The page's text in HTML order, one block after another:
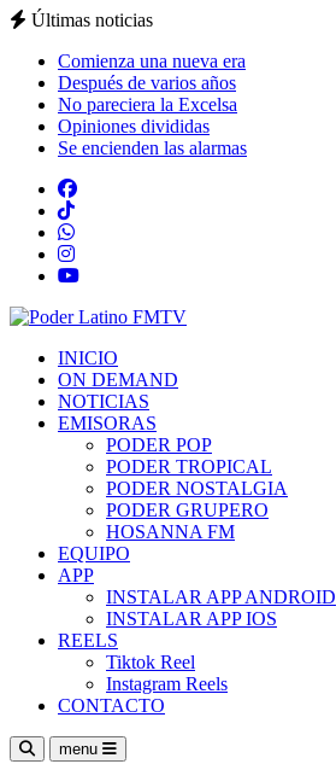
Últimas noticias
Comienza una nueva era
Después de varios años
No pareciera la Excelsa
Opiniones divididas
Se encienden las alarmas
INICIO
ON DEMAND
NOTICIAS
EMISORAS
PODER POP
PODER TROPICAL
PODER NOSTALGIA
PODER GRUPERO
HOSANNA FM
EQUIPO
APP
INSTALAR APP ANDROID
INSTALAR APP IOS
REELS
Tiktok Reel
Instagram Reels
CONTACTO
menu